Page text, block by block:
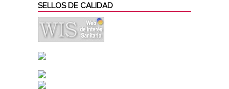
SELLOS DE CALIDAD